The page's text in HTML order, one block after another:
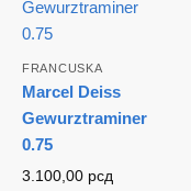
FRANCUSKA
Marcel Deiss
Gewurztraminer
0.75
3.100,00 рсд